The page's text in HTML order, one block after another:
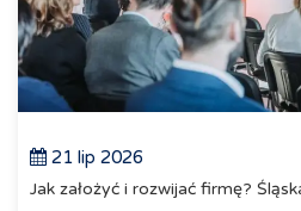
21 lip 2026
Jak założyć i rozwijać firmę?